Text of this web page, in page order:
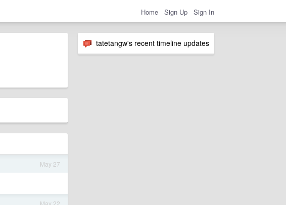
Home Sign Up Sign In
tatetangw's recent timeline updates
May 27
May 22